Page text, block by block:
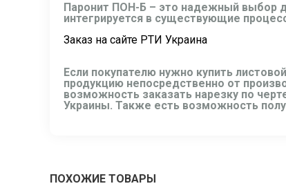
Паронит ПОН-Б – это надежный выбор
интегрируется в существующие
Заказ на сайте РТИ Украина
Если покупателю нужно купить
продукцию непосредственно от
возможность заказать нарезку по
Украины. Также есть возможность
ПОХОЖИЕ ТОВАРЫ